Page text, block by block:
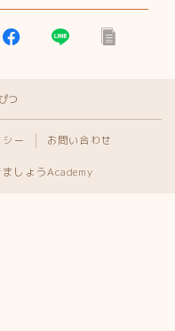
つ
ー お問い合わせ
しょうAcademy